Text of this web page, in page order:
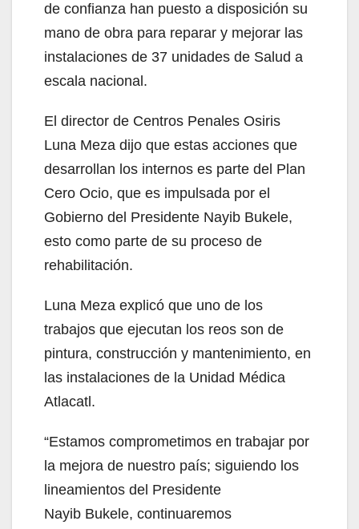
de confianza han puesto a disposición su
mano de obra para reparar y mejorar las
instalaciones de 37 unidades de Salud a
escala nacional.
El director de Centros Penales Osiris
Luna Meza dijo que estas acciones que
desarrollan los internos es parte del Plan
Cero Ocio, que es impulsada por el
Gobierno del Presidente Nayib Bukele,
esto como parte de su proceso de
rehabilitación.
Luna Meza explicó que uno de los
trabajos que ejecutan los reos son de
pintura, construcción y mantenimiento, en
las instalaciones de la Unidad Médica
Atlacatl.
“Estamos comprometimos en trabajar por
la mejora de nuestro país; siguiendo los
lineamientos del Presidente
Nayib Bukele, continuaremos